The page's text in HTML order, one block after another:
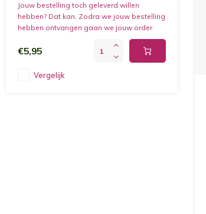
Jouw bestelling toch geleverd willen
hebben? Dat kan. Zodra we jouw bestelling
hebben ontvangen gaan we jouw order
naar jou opsturen i.p.v. dat je deze op kan
halen bij de Fruticos kwekerij.
€5,95
Vergelijk